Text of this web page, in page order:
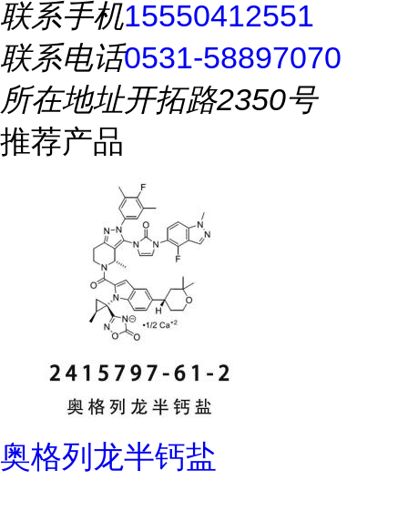
联系手机15550412551
联系电话0531-58897070
所在地址开拓路2350号
推荐产品
奥格列龙半钙盐